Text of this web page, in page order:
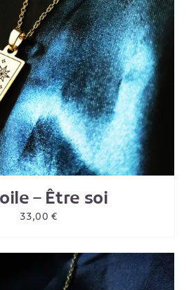
– Être soi
33,00€